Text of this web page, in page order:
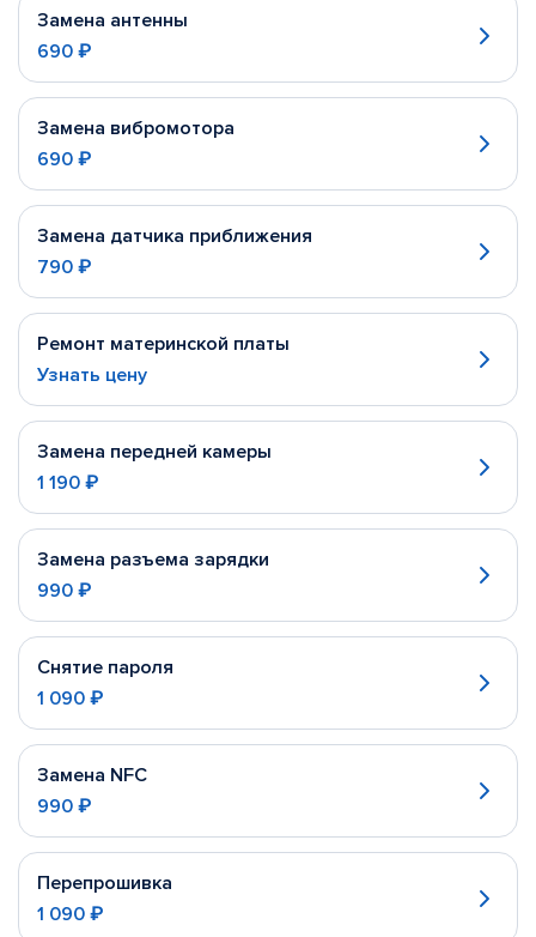
Замена антенны
690 ₽
Замена вибромотора
690 ₽
Замена датчика приближения
790 ₽
Ремонт материнской платы
Узнать цену
Замена передней камеры
1 190 ₽
Замена разъема зарядки
990 ₽
Снятие пароля
1 090 ₽
Замена NFC
990 ₽
Перепрошивка
1 090 ₽